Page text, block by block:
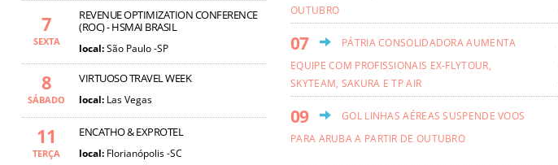
7
SEXTA
REVENUE OPTIMIZATION CONFERENCE
(ROC) - HSMAI BRASIL
local:São Paulo -SP
8
SÁBADO
VIRTUOSO TRAVEL WEEK
local: Las Vegas
11
TERÇA
ENCATHO & EXPROTEL
local: Florianópolis -SC
OUTUBRO
PÁTRIA CONSOLIDADORA AUMENTA
EQUIPE COM PROFISSIONAIS EX-FLYTOUR,
SKYTEAM, SAKURA E TP AIR
GOL LINHAS AÉREAS SUSPENDE VOOS
PARA ARUBA A PARTIR DE OUTUBRO